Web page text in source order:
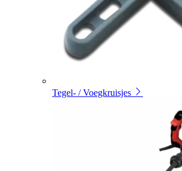
Tegel- / Voegkruisjes